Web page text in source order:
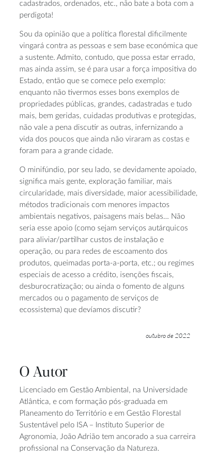
cadastrados, ordenados, etc., não bate a bota com a
perdigota!
Sou da opinião que a política florestal dificilmente
vingará contra as pessoas e sem base económica que
a sustente. Admito, contudo, que possa estar errado,
mas ainda assim, se é para usar a força impositiva do
Estado, então que se comece pelo exemplo:
enquanto não tivermos esses bons exemplos de
propriedades públicas, grandes, cadastradas e tudo
mais, bem geridas, cuidadas produtivas e protegidas,
não vale a pena discutir as outras, infernizando a
vida dos poucos que ainda não viraram as costas e
foram para a grande cidade.
O minifúndio, por seu lado, se devidamente apoiado,
significa mais gente, exploração familiar, mais
circularidade, mais diversidade, maior acessibilidade,
métodos tradicionais com menores impactos
ambientais negativos, paisagens mais belas… Não
seria esse apoio (como sejam serviços autárquicos
para aliviar/partilhar custos de instalação e
operação, ou para redes de escoamento dos
produtos, queimadas porta-a-porta, etc.; ou regimes
especiais de acesso a crédito, isenções fiscais,
desburocratização; ou ainda o fomento de alguns
mercados ou o pagamento de serviços de
ecossistema) que devíamos discutir?
outubro de 2022
O Autor
Licenciado em Gestão Ambiental, na Universidade
Atlântica, e com formação pós-graduada em
Planeamento do Território e em Gestão Florestal
Sustentável pelo ISA – Instituto Superior de
Agronomia, João Adrião tem ancorado a sua carreira
profissional na Conservação da Natureza.